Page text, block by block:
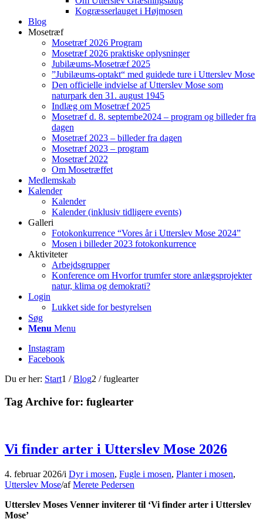
Kogræsserlauget i Højmosen
Blog
Mosetræf
Mosetræf 2026 Program
Mosetræf 2026 praktiske oplysninger
Jubilæums-Mosetræf 2025
”Jubilæums-optakt“ med guidede ture i Utterslev Mose
Den officielle indvielse af Utterslev Mose som
naturpark den 31. august 1945
Indlæg om Mosetræf 2025
Mosetræf d. 8. septembe2024 – program og billeder fra
dagen
Mosetræf 2023 – billeder fra dagen
Mosetræf 2023 – program
Mosetræf 2022
Om Mosetræffet
Medlemskab
Kalender
Kalender
Kalender (inklusiv tidligere events)
Galleri
Fotokonkurrence “Vores år i Utterslev Mose 2024”
Mosen i billeder 2023 fotokonkurrence
Aktiviteter
Arbejdsgrupper
Konference om Hvorfor trumfer store anlægsprojekter
natur, klima og demokrati?
Login
Lukket side for bestyrelsen
Søg
Menu Menu
Instagram
Facebook
Du er her: Start1 / Blog2 / fuglearter
Tag Archive for: fuglearter
Vi finder arter i Utterslev Mose 2026
4. februar 2026/i Dyr i mosen, Fugle i mosen, Planter i mosen,
Utterslev Mose/afMerete Pedersen
Utterslev Moses Venner inviterer til ‘Vi finder arter i Utterslev
Mose’